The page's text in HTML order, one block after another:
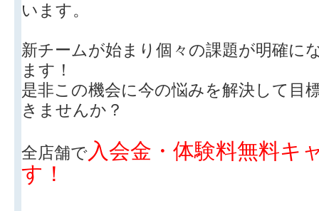
います。
新チームが始まり個々の課題が明確に
ます！
是非この機会に今の悩みを解決して目
きませんか？
全店舗で入会金・体験料無料キ
す！